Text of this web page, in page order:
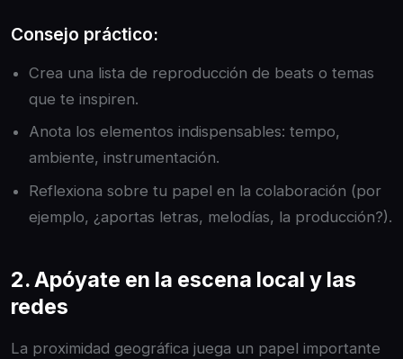
Consejo práctico:
Crea una lista de reproducción de beats o temas
que te inspiren.
Anota los elementos indispensables: tempo,
ambiente, instrumentación.
Reflexiona sobre tu papel en la colaboración (por
ejemplo, ¿aportas letras, melodías, la producción?).
2. Apóyate en la escena local y las
redes
La proximidad geográfica juega un papel importante